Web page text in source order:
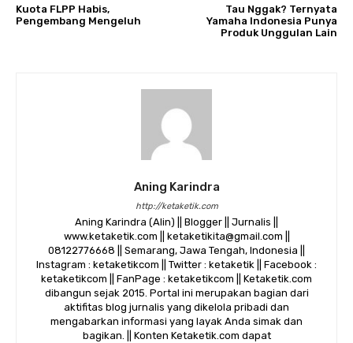
Kuota FLPP Habis,
Pengembang Mengeluh
Tau Nggak? Ternyata
Yamaha Indonesia Punya
Produk Unggulan Lain
Aning Karindra
http://ketaketik.com
Aning Karindra (Alin) || Blogger || Jurnalis ||
www.ketaketik.com || ketaketikita@gmail.com ||
08122776668 || Semarang, Jawa Tengah, Indonesia ||
Instagram : ketaketikcom || Twitter : ketaketik || Facebook :
ketaketikcom || FanPage : ketaketikcom || Ketaketik.com
dibangun sejak 2015. Portal ini merupakan bagian dari
aktifitas blog jurnalis yang dikelola pribadi dan
mengabarkan informasi yang layak Anda simak dan
bagikan. || Konten Ketaketik.com dapat